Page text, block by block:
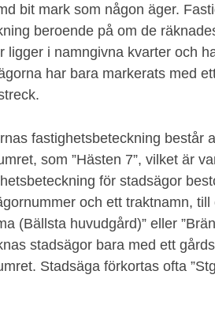
bit mark som någon äger.
beroende på om de
ligger i namngivna kvarter och
har bara markerats med
fastighetsbeteckning består
som ”Hästen 7”, vilket är
för stadsägor
och ett traktnamn,
(Bällsta huvudgård)” eller
stadsägor bara med ett
Stadsäga förkortas ofta